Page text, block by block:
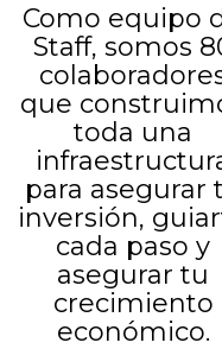
Como equipo
Staff, somos
que
toda una
para asegurar
inversión,
cada paso y
asegurar tu
crecimiento
económico.